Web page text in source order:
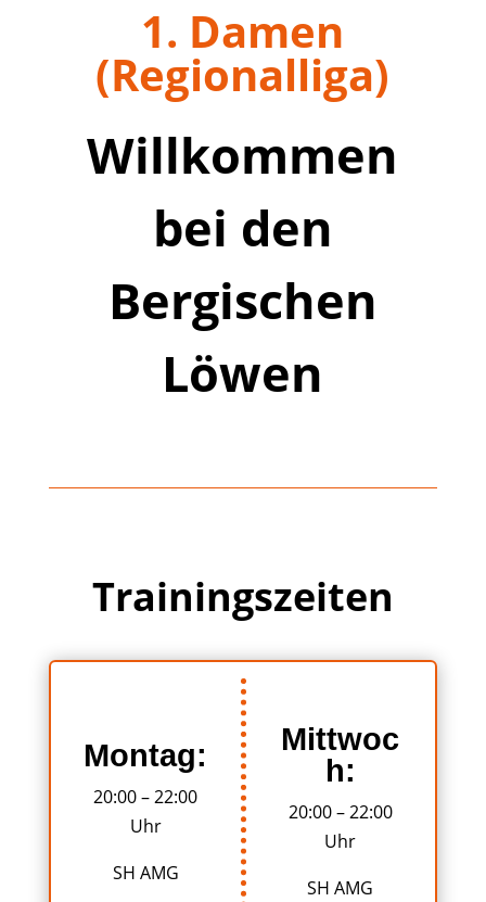
1. Damen
(Regionalliga)
Willkommen
bei den
Bergischen
Löwen
Trainingszeiten
Montag:
20:00 – 22:00
Uhr
SH AMG
Mittwoc
h:
20:00 – 22:00
Uhr
SH AMG